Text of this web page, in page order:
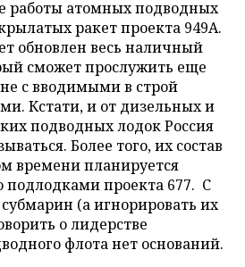
работы атомных подводных
ракет проекта 949А.
обновлен весь наличный
сможет прослужить еще
с вводимыми в строй
Кстати, и от дизельных и
подводных лодок Россия
Более того, их состав
времени планируется
подлодками проекта 677. С
(а игнорировать их
о лидерстве
флота нет оснований.